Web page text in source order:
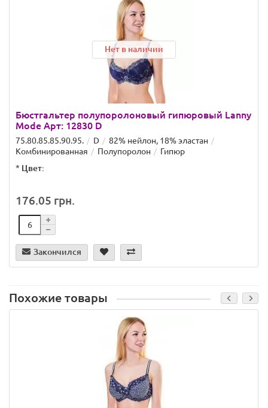
Нет в наличии
Бюстгальтер полупоролоновый гипюровый Lanny
Mode Арт: 12830 D
75.80.85.85.90.95. D
82% нейлон, 18% эластан
Комбинированная
Полупоролон
Гипюр
* Цвет:
176.05 грн.
Закончился
Похожие товары